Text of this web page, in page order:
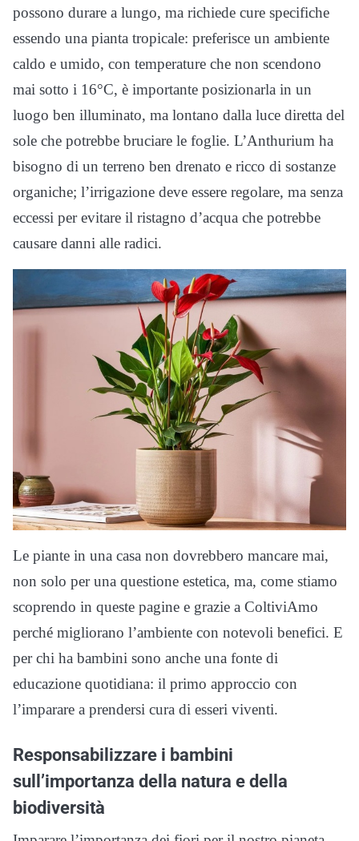
possono durare a lungo, ma richiede cure specifiche
essendo una pianta tropicale: preferisce un ambiente
caldo e umido, con temperature che non scendono
mai sotto i 16°C, è importante posizionarla in un
luogo ben illuminato, ma lontano dalla luce diretta del
sole che potrebbe bruciare le foglie. L’Anthurium ha
bisogno di un terreno ben drenato e ricco di sostanze
organiche; l’irrigazione deve essere regolare, ma senza
eccessi per evitare il ristagno d’acqua che potrebbe
causare danni alle radici.
Le piante in una casa non dovrebbero mancare mai,
non solo per una questione estetica, ma, come stiamo
scoprendo in queste pagine e grazie a ColtiviAmo
perché migliorano l’ambiente con notevoli benefici. E
per chi ha bambini sono anche una fonte di
educazione quotidiana: il primo approccio con
l’imparare a prendersi cura di esseri viventi.
Responsabilizzare i bambini
sull’importanza della natura e della
biodiversità